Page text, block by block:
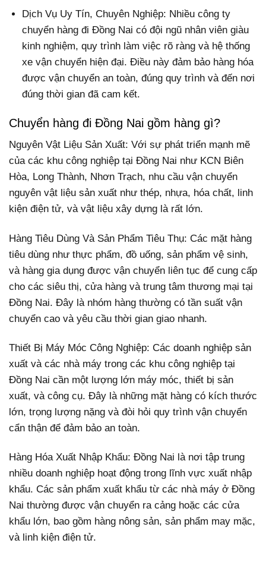
Dịch Vụ Uy Tín, Chuyên Nghiệp: Nhiều công ty
chuyển hàng đi Đồng Nai có đội ngũ nhân viên giàu
kinh nghiệm, quy trình làm việc rõ ràng và hệ thống
xe vận chuyển hiện đại. Điều này đảm bảo hàng hóa
được vận chuyển an toàn, đúng quy trình và đến nơi
đúng thời gian đã cam kết.
Chuyển hàng đi Đồng Nai gồm hàng gì?
Nguyên Vật Liệu Sản Xuất: Với sự phát triển mạnh mẽ
của các khu công nghiệp tại Đồng Nai như KCN Biên
Hòa, Long Thành, Nhơn Trạch, nhu cầu vận chuyển
nguyên vật liệu sản xuất như thép, nhựa, hóa chất, linh
kiện điện tử, và vật liệu xây dựng là rất lớn.
Hàng Tiêu Dùng Và Sản Phẩm Tiêu Thụ: Các mặt hàng
tiêu dùng như thực phẩm, đồ uống, sản phẩm vệ sinh,
và hàng gia dụng được vận chuyển liên tục để cung cấp
cho các siêu thị, cửa hàng và trung tâm thương mại tại
Đồng Nai. Đây là nhóm hàng thường có tần suất vận
chuyển cao và yêu cầu thời gian giao nhanh.
Thiết Bị Máy Móc Công Nghiệp: Các doanh nghiệp sản
xuất và các nhà máy trong các khu công nghiệp tại
Đồng Nai cần một lượng lớn máy móc, thiết bị sản
xuất, và công cụ. Đây là những mặt hàng có kích thước
lớn, trọng lượng nặng và đòi hỏi quy trình vận chuyển
cẩn thận để đảm bảo an toàn.
Hàng Hóa Xuất Nhập Khẩu: Đồng Nai là nơi tập trung
nhiều doanh nghiệp hoạt động trong lĩnh vực xuất nhập
khẩu. Các sản phẩm xuất khẩu từ các nhà máy ở Đồng
Nai thường được vận chuyển ra cảng hoặc các cửa
khẩu lớn, bao gồm hàng nông sản, sản phẩm may mặc,
và linh kiện điện tử.